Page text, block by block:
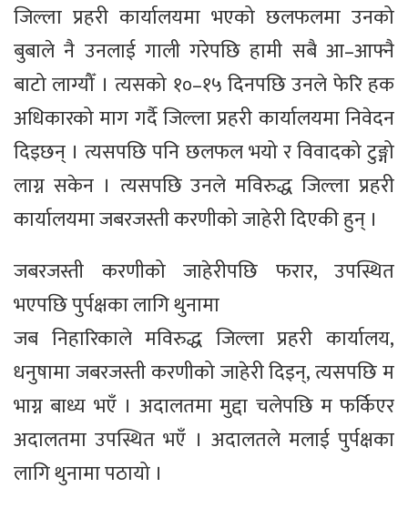
जिल्ला प्रहरी कार्यालयमा भएको छलफलमा उनको
बुबाले नै उनलाई गाली गरेपछि हामी सबै आ–आफ्नै
बाटो लाग्यौँ । त्यसको १०–१५ दिनपछि उनले फेरि हक
अधिकारको माग गर्दै जिल्ला प्रहरी कार्यालयमा निवेदन
दिइछन् । त्यसपछि पनि छलफल भयो र विवादको टुङ्गो
लाग्न सकेन । त्यसपछि उनले मविरुद्ध जिल्ला प्रहरी
कार्यालयमा जबरजस्ती करणीको जाहेरी दिएकी हुन् ।
जबरजस्ती करणीको जाहेरीपछि फरार, उपस्थित
भएपछि पुर्पक्षका लागि थुनामा
जब निहारिकाले मविरुद्ध जिल्ला प्रहरी कार्यालय,
धनुषामा जबरजस्ती करणीको जाहेरी दिइन्, त्यसपछि म
भाग्न बाध्य भएँ । अदालतमा मुद्दा चलेपछि म फर्किएर
अदालतमा उपस्थित भएँ । अदालतले मलाई पुर्पक्षका
लागि थुनामा पठायो ।